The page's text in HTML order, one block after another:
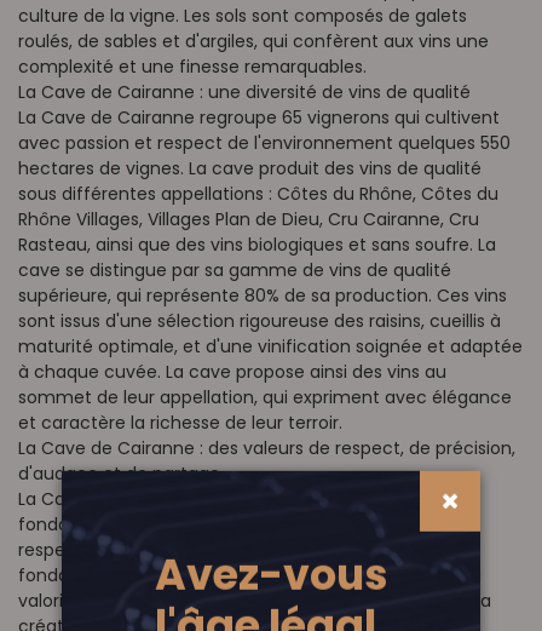
culture de la vigne. Les sols sont composés de galets
roulés, de sables et d'argiles, qui confèrent aux vins une
complexité et une finesse remarquables.
La Cave de Cairanne : une diversité de vins de qualité
La Cave de Cairanne regroupe 65 vignerons qui cultivent
avec passion et respect de l'environnement quelques 550
hectares de vignes. La cave produit des vins de qualité
sous différentes appellations : Côtes du Rhône, Côtes du
Rhône Villages, Villages Plan de Dieu, Cru Cairanne, Cru
Rasteau, ainsi que des vins biologiques et sans soufre. La
cave se distingue par sa gamme de vins de qualité
supérieure, qui représente 80% de sa production. Ces vins
sont issus d'une sélection rigoureuse des raisins, cueillis à
maturité optimale, et d'une vinification soignée et adaptée
à chaque cuvée. La cave propose ainsi des vins au
sommet de leur appellation, qui expriment avec élégance
et caractère la richesse de leur terroir.
La Cave de Cairanne : des valeurs de respect, de précision,
d'audace et de partage
La Cave de Cairanne s'appuie sur quatre valeurs
fondamentales qui guident son action et sa vision. Le
respect, qui consiste à honorer l'héritage des pères
fondateurs de la cave, à prendre soin de la nature et à
valoriser les hommes et les femmes qui participent à la
création des vins. La précision, qui implique de ne rien
Avez-vous